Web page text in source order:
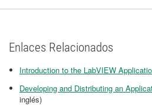
Enlaces Relacionados
Introduction to the LabVIEW
Developing and Distributing an
inglés)